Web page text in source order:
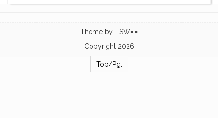
Theme by TSW=|=
Copyright 2026
Top/Pg.